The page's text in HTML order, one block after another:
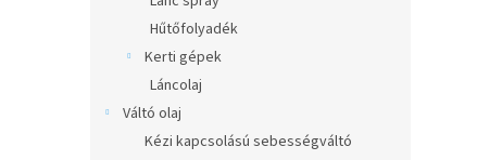
Hűtőfolyadék
Kerti gépek
Láncolaj
Váltó olaj
Kézi kapcsolású sebességváltó